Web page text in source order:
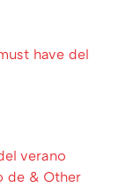
have del
verano
de & Other